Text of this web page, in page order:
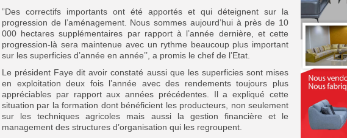
”Des correctifs importants ont été apportés et qui déteignent sur la
progression de l’aménagement. Nous sommes aujourd’hui à près de 10
000 hectares supplémentaires par rapport à l’année dernière, et cette
progression-là sera maintenue avec un rythme beaucoup plus important
sur les superficies d’année en année’’, a promis le chef de l’Etat.
Le président Faye dit avoir constaté aussi que les superficies sont mises
en exploitation deux fois l’année avec des rendements toujours plus
appréciables par rapport aux années précédentes. Il a expliqué cette
situation par la formation dont bénéficient les producteurs, non seulement
sur les techniques agricoles mais aussi la gestion financière et le
management des structures d’organisation qui les regroupent.